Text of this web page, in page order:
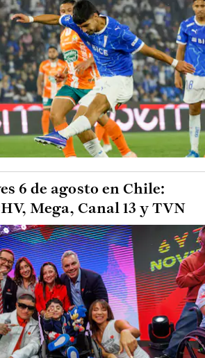
6 de agosto en Chile:
Mega, Canal 13 y TVN